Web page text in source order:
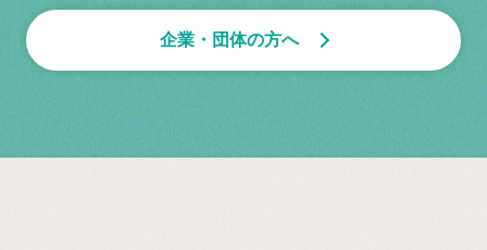
企業・団体の方へ